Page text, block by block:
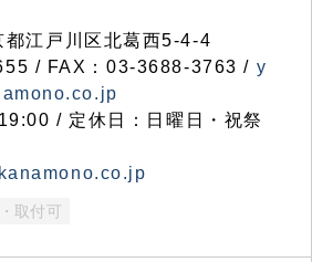
江戸川区北葛西5-4-4
/ FAX：03-3688-3763 / y
/ 定休日：日曜日・祝祭
取付可